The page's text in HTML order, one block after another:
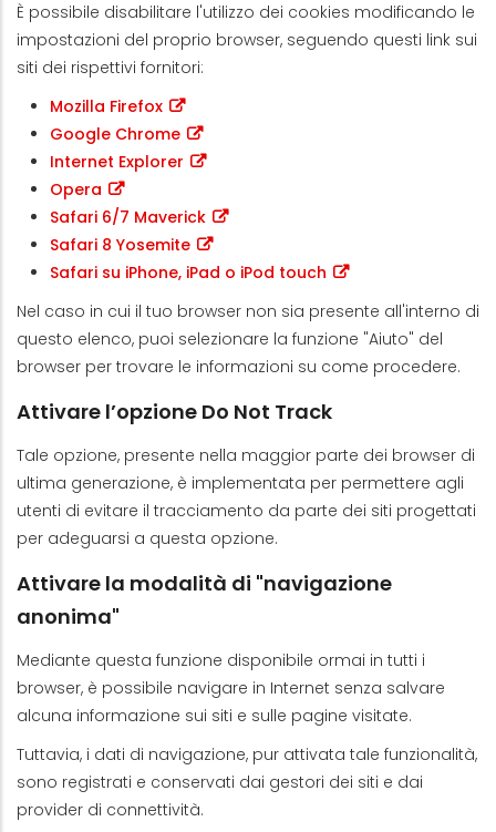
È possibile disabilitare l'utilizzo dei cookies modificando le
impostazioni del proprio browser, seguendo questi link sui
siti dei rispettivi fornitori:
Mozilla Firefox
Google Chrome
Internet Explorer
Opera
Safari 6/7 Maverick
Safari 8 Yosemite
Safari su iPhone, iPad o iPod touch
Nel caso in cui il tuo browser non sia presente all'interno di
questo elenco, puoi selezionare la funzione "Aiuto" del
browser per trovare le informazioni su come procedere.
Attivare l’opzione Do Not Track
Tale opzione, presente nella maggior parte dei browser di
ultima generazione, è implementata per permettere agli
utenti di evitare il tracciamento da parte dei siti progettati
per adeguarsi a questa opzione.
Attivare la modalità di "navigazione
anonima"
Mediante questa funzione disponibile ormai in tutti i
browser, è possibile navigare in Internet senza salvare
alcuna informazione sui siti e sulle pagine visitate.
Tuttavia, i dati di navigazione, pur attivata tale funzionalità,
sono registrati e conservati dai gestori dei siti e dai
provider di connettività.